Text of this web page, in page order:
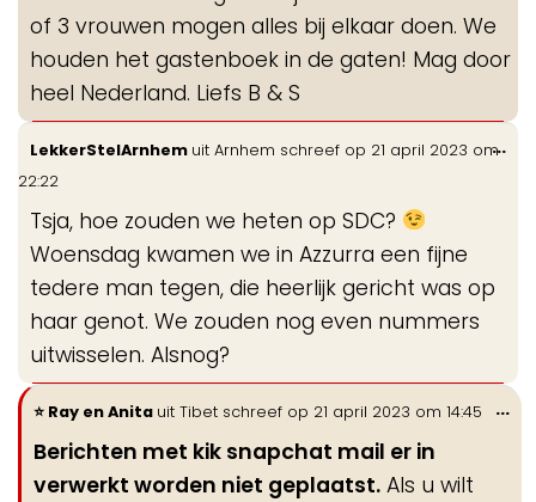
of 3 vrouwen mogen alles bij elkaar doen. We
houden het gastenboek in de gaten! Mag door
heel Nederland. Liefs B & S
LekkerStelArnhem uit Arnhem schreef op 21 april 2023 om
22:22
Tsja, hoe zouden we heten op SDC?
Woensdag kwamen we in Azzurra een fijne
tedere man tegen, die heerlijk gericht was op
haar genot. We zouden nog even nummers
uitwisselen. Alsnog?
...
Ray en Anita uit Tibet schreef op 21 april 2023 om 14:45
Berichten met kik snapchat mail er in
verwerkt worden niet geplaatst. Als u wilt
...